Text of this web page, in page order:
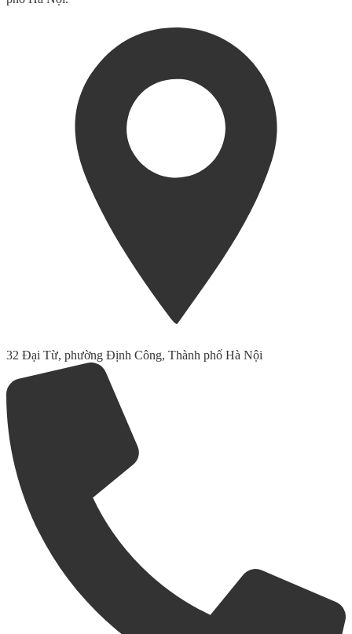
32 Đại Từ, phường Định Công, Thành phố Hà Nội